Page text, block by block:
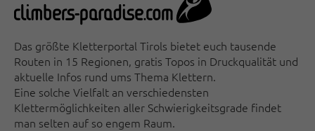
Das größte Kletterportal Tirols bietet euch tausende
Routen in 15 Regionen, gratis Topos in Druckqualität und
aktuelle Infos rund ums Thema Klettern.
Eine solche Vielfalt an verschiedensten
Klettermöglichkeiten aller Schwierigkeitsgrade findet
man selten auf so engem Raum.